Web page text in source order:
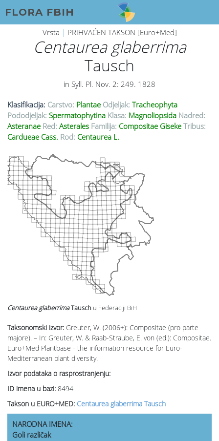
FLORA FBIH
Vrsta | PRIHVAĆEN TAKSON [Euro+Med]
Centaurea glaberrima
Tausch
in Syll. Pl. Nov. 2: 249. 1828
Klasifikacija: Carstvo: Plantae Odjeljak: Tracheophyta
Pododjeljak: Spermatophytina Klasa: Magnoliopsida Nadred:
Asteranae Red: Asterales Familija: Compositae Giseke Tribus:
Cardueae Cass. Rod: Centaurea L.
Taksonomski izvor: Greuter, W. (2006+): Compositae (pro parte
majore). – In: Greuter, W. & Raab-Straube, E. von (ed.): Compositae.
Euro+Med Plantbase - the information resource for Euro-
Mediterranean plant diversity.
Izvor podataka o rasprostranjenju:
ID imena u bazi: 8494
Takson u EURO+MED: Centaurea glaberrima Tausch
Centaurea glaberrimaTausch u Federaciji BiH
NARODNA IMENA:
Goli različak